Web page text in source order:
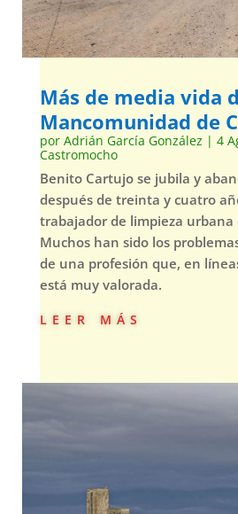
Más de media vida
Mancomunidad de
por Adrián García González | 4
Castromocho
Benito Cartujo se jubila y
después de treinta y cuatro
trabajador de limpieza urbana
Muchos han sido los
de una profesión que, en
está muy valorada.
leer más